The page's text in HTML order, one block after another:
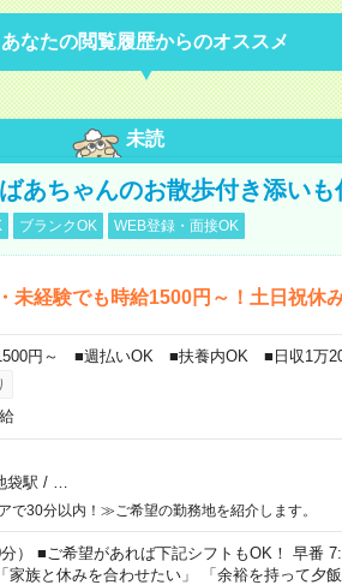
あなたの閲覧履歴からのオススメ
未読
あちゃんのお散歩付き添い
ブランクOK WEB登録・面接OK
経験でも時給1500円～！土日祝休み
円～ ■週払いOK ■扶養内OK ■日収1万
袋駅 /
で30分以内！≫ご希望の勤務地を紹介します。
） ■ご希望があれば下記シフトもOK！ 早番
家族と休みを合わせたい」 「余裕を持って夕